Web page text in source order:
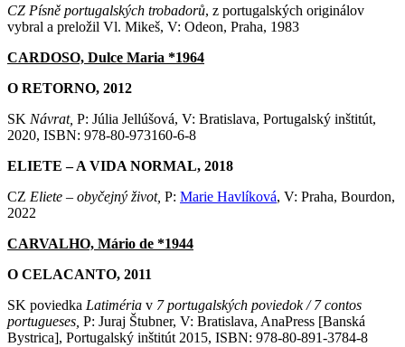
CZ Písně portugalských trobadorů, z portugalských originálov
vybral a preložil Vl. Mikeš, V: Odeon, Praha, 1983
CARDOSO, Dulce Maria *1964
O RETORNO, 2012
SK Návrat, P: Júlia Jellúšová, V: Bratislava, Portugalský inštitút,
2020, ISBN: 978-80-973160-6-8
ELIETE – A VIDA NORMAL, 2018
CZ Eliete – obyčejný život, P: Marie Havlíková, V: Praha, Bourdon,
2022
CARVALHO, Mário de *1944
O CELACANTO, 2011
SK poviedka Latiméria v 7 portugalských poviedok / 7 contos
portugueses, P: Juraj Štubner, V: Bratislava, AnaPress [Banská
Bystrica], Portugalský inštitút 2015, ISBN: 978-80-891-3784-8